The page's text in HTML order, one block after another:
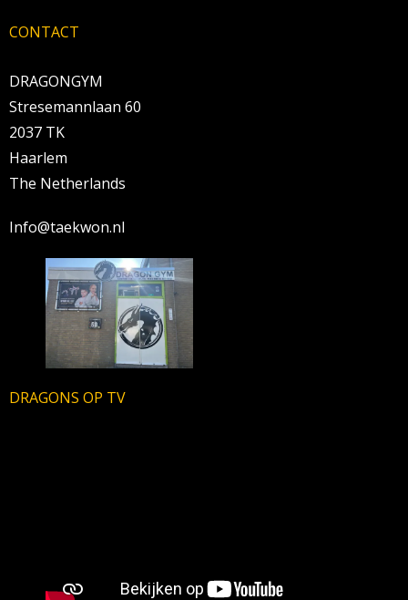
CONTACT
DRAGONGYM
Stresemannlaan 60
2037 TK
Haarlem
The Netherlands
Info@taekwon.nl
DRAGONS OP TV